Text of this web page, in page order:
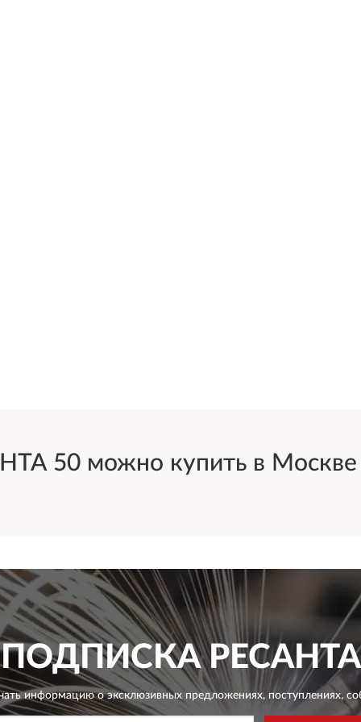
50 можно купить в Москве
ПОДПИСКАРЕСАНТА
информацию о эксклюзивных предложениях,поступлениях,